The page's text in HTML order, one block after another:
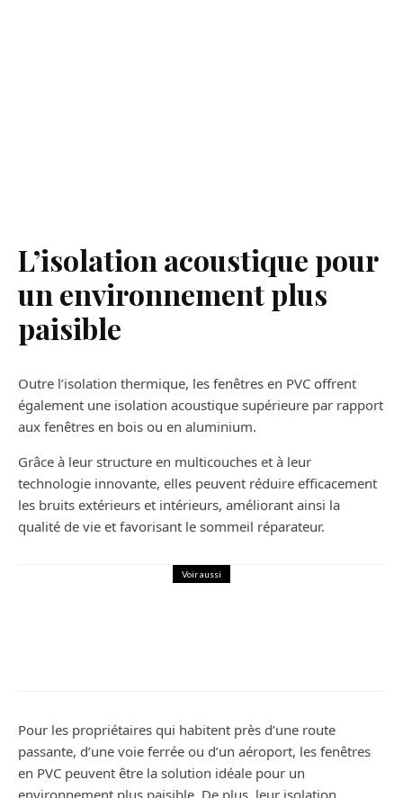
L’isolation acoustique pour
un environnement plus
paisible
Outre l’isolation thermique, les fenêtres en PVC offrent
également une isolation acoustique supérieure par rapport
aux fenêtres en bois ou en aluminium.
Grâce à leur structure en multicouches et à leur
technologie innovante, elles peuvent réduire efficacement
les bruits extérieurs et intérieurs, améliorant ainsi la
qualité de vie et favorisant le sommeil réparateur.
Voir aussi
Pour les propriétaires qui habitent près d’une route
passante, d’une voie ferrée ou d’un aéroport, les fenêtres
en PVC peuvent être la solution idéale pour un
environnement plus paisible. De plus, leur isolation